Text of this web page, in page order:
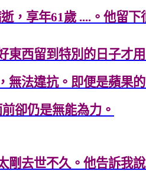
，享年61歲 ....。他留下
東西留到特別的日子才用
無法違抗。即便是蘋果
卻仍是無能為力。
剛去世不久。他告訴我